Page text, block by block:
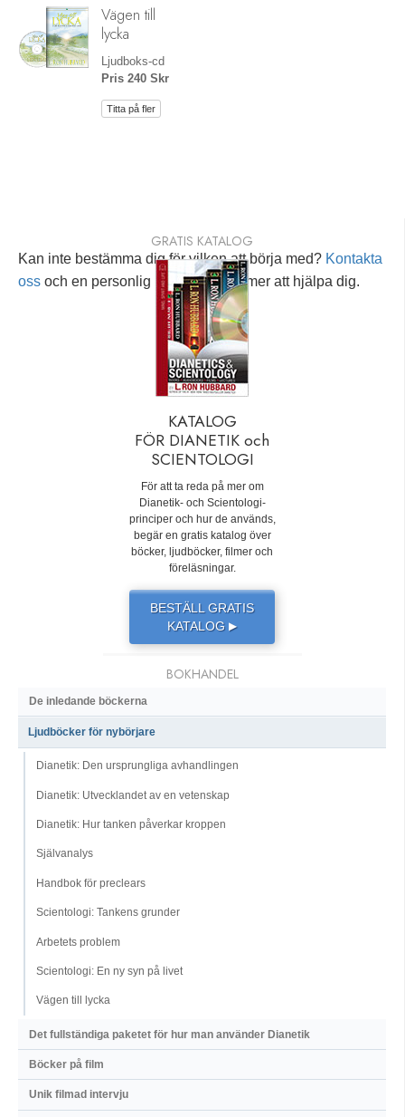
Vägen till
lycka
Ljudboks-cd
Pris 240 Skr
Titta på fler
Kan inte bestämma dig för vilken att börja med? Kontakta
oss och en personlig rådgivare kommer att hjälpa dig.
GRATIS KATALOG
KATALOG
FÖR DIANETIK och
SCIENTOLOGI
För att ta reda på mer om
Dianetik- och Scientologi-
principer och hur de används,
begär en gratis katalog över
böcker, ljudböcker, filmer och
föreläsningar.
BESTÄLL GRATIS
KATALOG ▶
BOKHANDEL
De inledande böckerna
Ljudböcker för nybörjare
Dianetik: Den ursprungliga avhandlingen
Dianetik: Utvecklandet av en vetenskap
Dianetik: Hur tanken påverkar kroppen
Självanalys
Handbok för preclears
Scientologi: Tankens grunder
Arbetets problem
Scientologi: En ny syn på livet
Vägen till lycka
Det fullständiga paketet för hur man använder Dianetik
Böcker på film
Unik filmad intervju